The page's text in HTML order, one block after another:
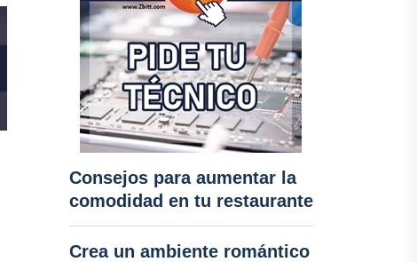
Consejos para aumentar la
comodidad en tu restaurante
Crea un ambiente romántico